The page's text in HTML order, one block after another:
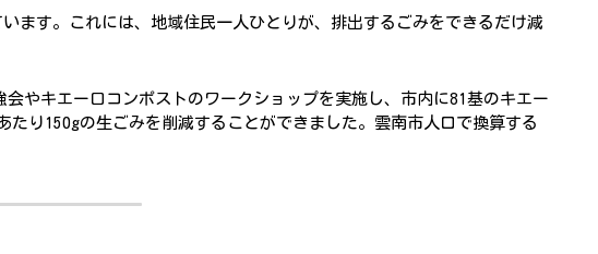
ます。これには、地域住民一人ひとりが、排出するごみをできるだけ減
やキエーロコンポストのワークショップを実施し、市内に81基のキエー
り150gの生ごみを削減することができました。雲南市人口で換算する